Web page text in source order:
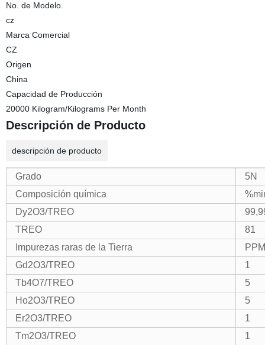
No. de Modelo.
cz
Marca Comercial
CZ
Origen
China
Capacidad de Producción
20000 Kilogram/Kilograms Per Month
Descripción de Producto
descripción de producto
Grado
5N
Composición química
Dy2O3/TREO
TREO
81
Impurezas raras de la Tierra
Gd2O3/TREO
1
Tb4O7/TREO
5
Ho2O3/TREO
5
Er2O3/TREO
1
Tm2O3/TREO
1